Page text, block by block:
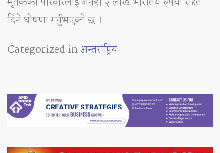
दिने घोषणा गर्नुभएको छ ।
Categorized inअन्तर्राष्ट्रिय